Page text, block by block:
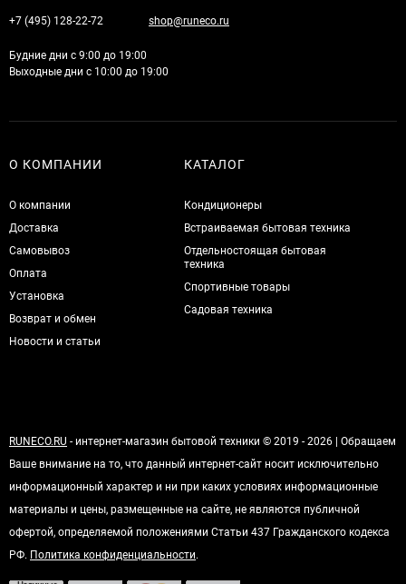
+7 (495) 128-22-72 shop@runeco.ru
Будние дни с 9:00 до 19:00
Выходные дни с 10:00 до 19:00
О КОМПАНИИ
О компании
Доставка
Самовывоз
Оплата
Установка
Возврат и обмен
Новости и статьи
КАТАЛОГ
Кондиционеры
Встраиваемая бытовая техника
Отдельностоящая бытовая
техника
Спортивные товары
Садовая техника
RUNECO.RU - интернет-магазин бытовой техники © 2019 - 2026 | Обращаем
Ваше внимание на то, что данный интернет-сайт носит исключительно
информационный характер и ни при каких условиях информационные
материалы и цены, размещенные на сайте, не являются публичной
офертой, определяемой положениями Статьи 437 Гражданского кодекса
РФ. Политика конфиденциальности.